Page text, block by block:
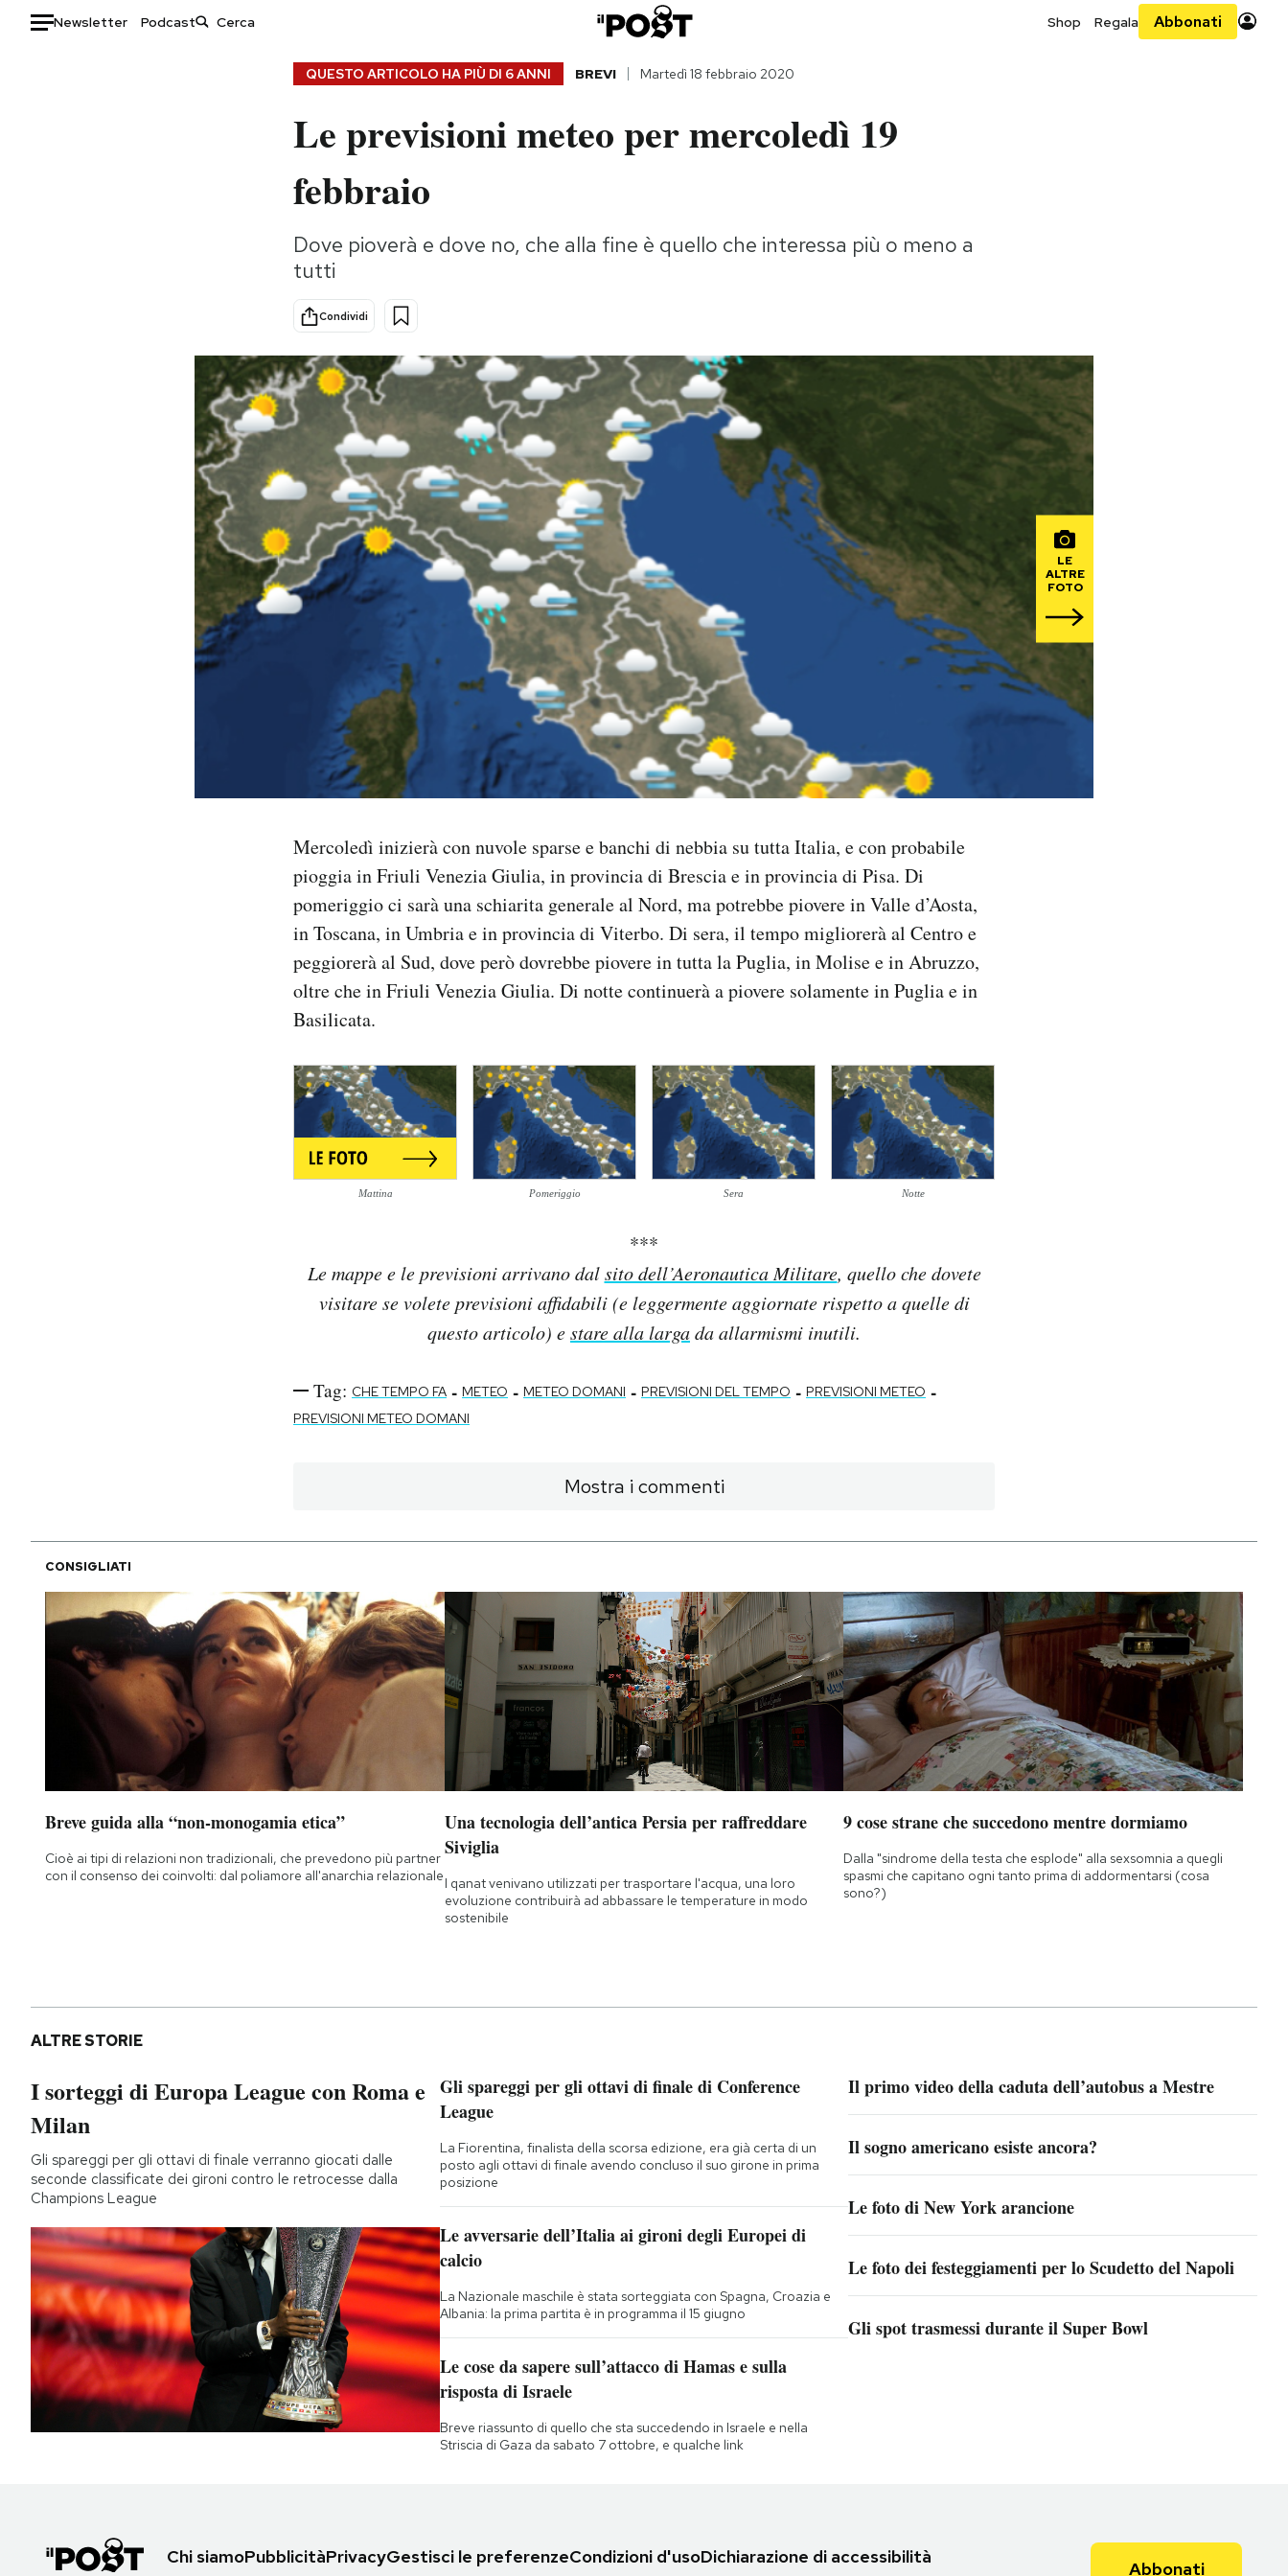
Newsletter Podcast Shop Regala Abbonati
Storie/Idee
Ok Boomer!
Altrecose
Mondiali calcio 2026
QUESTO ARTICOLO HA PIÙ DI 6 ANNI BREVI Martedì 18 febbraio 2020
Le previsioni meteo per mercoledì 19
febbraio
Dove pioverà e dove no, che alla fine è quello che interessa più o meno a
tutti
Condividi
LE
ALTRE
FOTO
Mercoledì inizierà con nuvole sparse e banchi di nebbia su tutta Italia, e con probabile
pioggia in Friuli Venezia Giulia, in provincia di Brescia e in provincia di Pisa. Di
pomeriggio ci sarà una schiarita generale al Nord, ma potrebbe piovere in Valle d’Aosta,
in Toscana, in Umbria e in provincia di Viterbo. Di sera, il tempo migliorerà al Centro e
peggiorerà al Sud, dove però dovrebbe piovere in tutta la Puglia, in Molise e in Abruzzo,
oltre che in Friuli Venezia Giulia. Di notte continuerà a piovere solamente in Puglia e in
Basilicata.
Mattina Pomeriggio Sera Notte
***
Le mappe e le previsioni arrivano dalsito dell’Aeronautica Militare, quello che dovete
visitare se volete previsioni affidabili (e leggermente aggiornate rispetto a quelle di
questo articolo) estare alla largada allarmismi inutili.
Tag: CHE TEMPO FA - METEO - METEO DOMANI - PREVISIONI DEL TEMPO - PREVISIONI METEO -
PREVISIONI METEO DOMANI
Mostra i commenti
CONSIGLIATI
Breve guida alla “non-monogamia etica”
Cioè ai tipi di relazioni non tradizionali, che prevedono più partner
con il consenso dei coinvolti: dal poliamore all'anarchia relazionale
Una tecnologia dell’antica Persia per raffreddare
Siviglia
I qanat venivano utilizzati per trasportare l'acqua, una loro
evoluzione contribuirà ad abbassare le temperature in modo
sostenibile
9 cose strane che succedono mentre dormiamo
Dalla "sindrome della testa che esplode" alla sexsomnia a quegli
spasmi che capitano ogni tanto prima di addormentarsi (cosa
sono?)
ALTRE STORIE
I sorteggi di Europa League con Roma e
Milan
Gli spareggi per gli ottavi di finale verranno giocati dalle
seconde classificate dei gironi contro le retrocesse dalla
Champions League
Gli spareggi per gli ottavi di finale di Conference
League
La Fiorentina, finalista della scorsa edizione, era già certa di un
posto agli ottavi di finale avendo concluso il suo girone in prima
posizione
Le avversarie dell’Italia ai gironi degli Europei di
calcio
La Nazionale maschile è stata sorteggiata con Spagna, Croazia e
Albania: la prima partita è in programma il 15 giugno
Le cose da sapere sull’attacco di Hamas e sulla
risposta di Israele
Breve riassunto di quello che sta succedendo in Israele e nella
Striscia di Gaza da sabato 7 ottobre, e qualche link
Il primo video della caduta dell’autobus a Mestre
Il sogno americano esiste ancora?
Le foto di New York arancione
Le foto dei festeggiamenti per lo Scudetto del Napoli
Gli spot trasmessi durante il Super Bowl
Chi siamoPubblicitàPrivacyGestisci le preferenzeCondizioni d'usoDichiarazione di accessibilità
Abbonati